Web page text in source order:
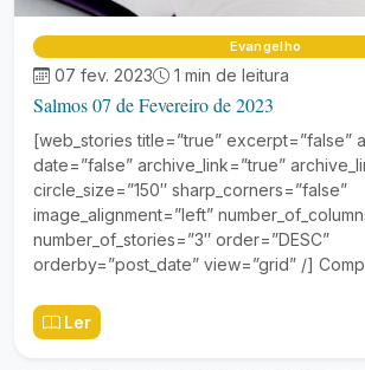
Evangelho
07 fev. 2023 1 min de leitura
Salmos 07 de Fevereiro de 2023
[web_stories title=”true” excerpt=”false”
date=”false” archive_link=”true”
circle_size=”150″ sharp_corners=”false”
image_alignment=”left”
number_of_stories=”3″ order=”DESC”
orderby=”post_date” view=”grid” /]
Ler